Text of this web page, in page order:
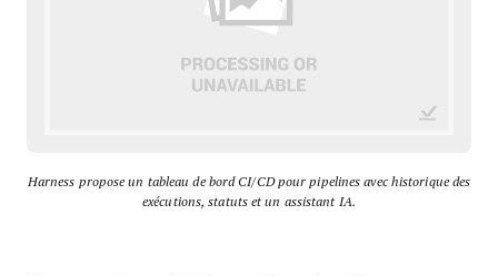
Harness propose un tableau de bord CI/CD pour pipelines avec historique des
exécutions, statuts et un assistant IA.